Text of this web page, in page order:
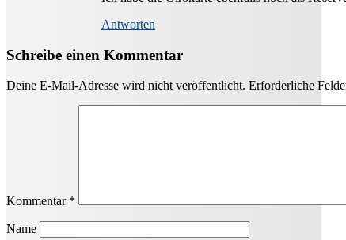
Antworten
Schreibe einen Kommentar
Deine E-Mail-Adresse wird nicht veröffentlicht. Erforderliche
Kommentar *
Name